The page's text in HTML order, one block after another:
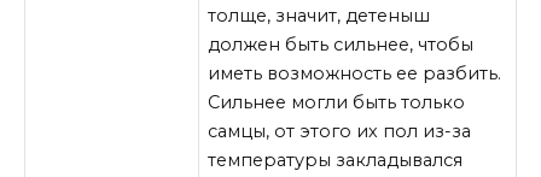
толще, значит, детеныш
должен быть сильнее, чтобы
иметь возможность ее разбить.
Сильнее могли быть только
самцы, от этого их пол из-за
температуры закладывался